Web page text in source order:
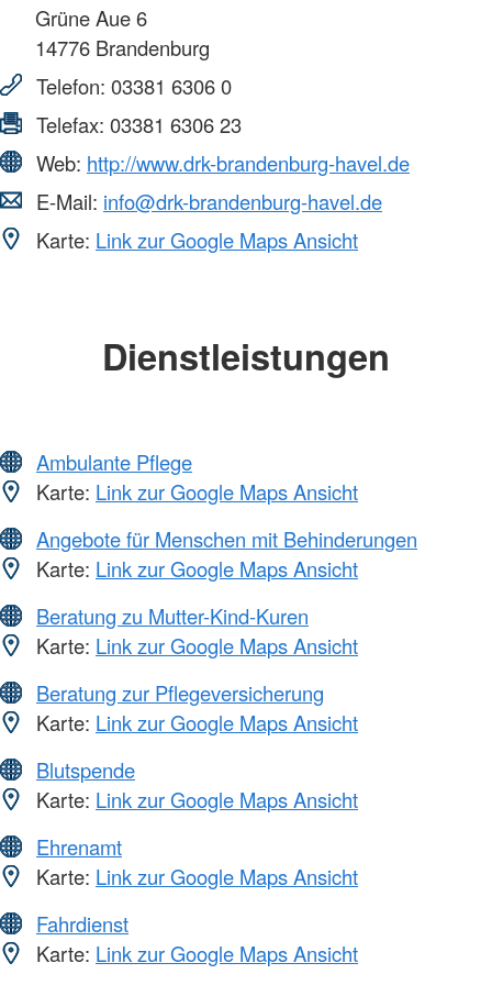
Grüne Aue 6
14776 Brandenburg
Telefon: 03381 6306 0
Telefax: 03381 6306 23
Web: http://www.drk-brandenburg-havel.de
E-Mail: info@drk-brandenburg-havel.de
Karte: Link zur Google Maps Ansicht
Dienstleistungen
Ambulante Pflege
Karte: Link zur Google Maps Ansicht
Angebote für Menschen mit Behinderungen
Karte: Link zur Google Maps Ansicht
Beratung zu Mutter-Kind-Kuren
Karte: Link zur Google Maps Ansicht
Beratung zur Pflegeversicherung
Karte: Link zur Google Maps Ansicht
Blutspende
Karte: Link zur Google Maps Ansicht
Ehrenamt
Karte: Link zur Google Maps Ansicht
Fahrdienst
Karte: Link zur Google Maps Ansicht